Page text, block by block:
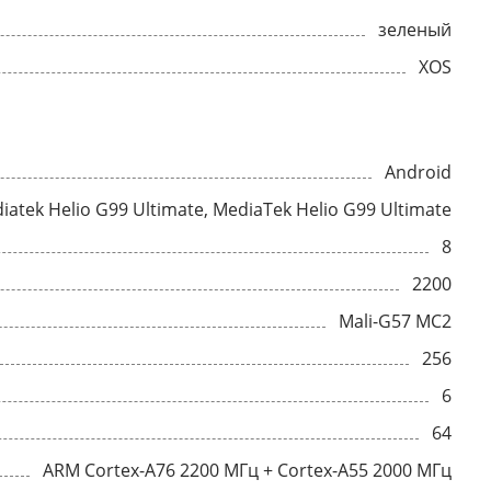
зеленый
XOS
Android
Helio G99 Ultimate, MediaTek Helio G99 Ultimate
8
2200
Mali-G57 MC2
256
6
64
ARM Cortex-A76 2200 МГц + Cortex-A55 2000 МГц